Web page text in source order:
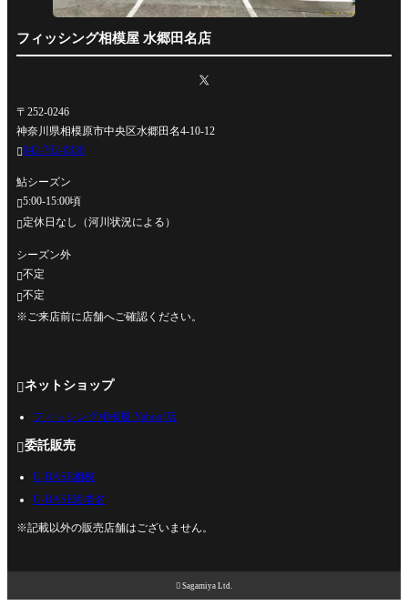
フィッシング相模屋 水郷田名店
〒252-0246
神奈川県相模原市中央区水郷田名4-10-12
042-762-0330
鮎シーズン
5:00-15:00頃
定休日なし（河川状況による）
シーズン外
不定
不定
※ご来店前に店舗へご確認ください。
ネットショップ
フィッシング相模屋 Yahoo!店
委託販売
U-BASE相模
U-BASE海老名
※記載以外の販売店舗はございません。
 Sagamiya Ltd.